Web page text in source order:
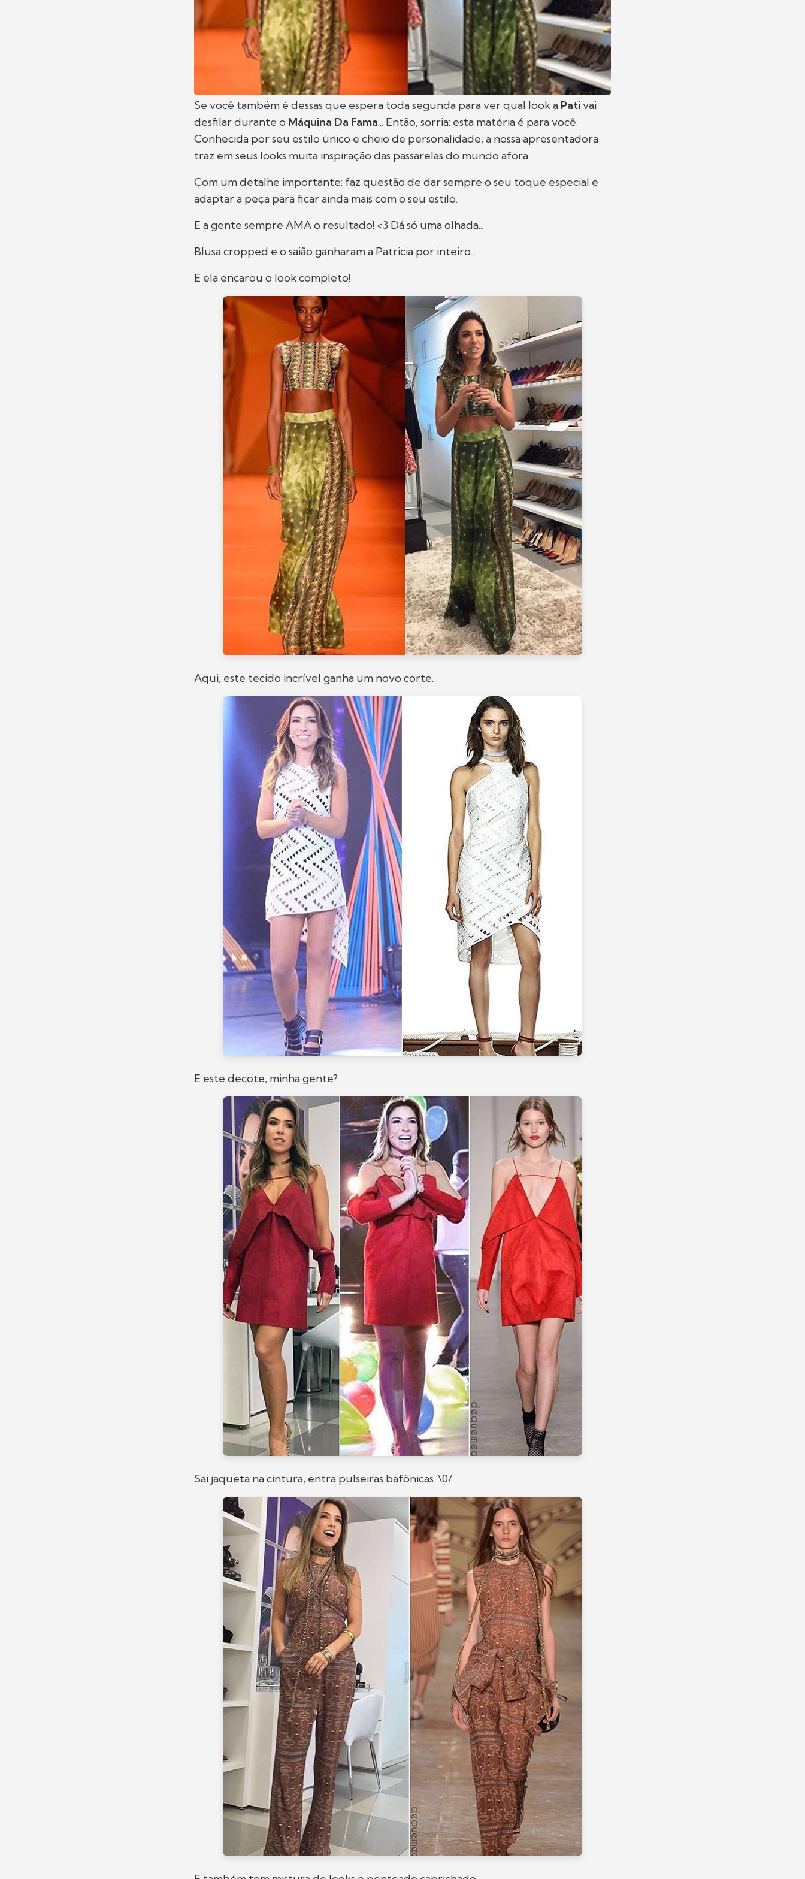
​​Se você também é dessas que espera toda segunda para ver qual look a Pativai
desfilar durante o Máquina Da Fama... Então, sorria: esta matéria é para você.
Conhecida por seu estilo único e cheio de personalidade, a nossa apresentadora
traz em seus looks muita inspiração das passarelas do mundo afora.
Com um detalhe importante: faz questão de dar sempre o seu toque especial e
adaptar a peça para ficar ainda mais com o seu estilo.
E a gente sempre AMA o resultado! <3 Dá só uma olhada...
Blusa cropped e o saião ganharam a Patricia por inteiro...
E ela encarou o look completo!
Aqui, este tecido incrível ganha um novo corte.
E este decote, minha gente?
Sai jaqueta na cintura, entra pulseiras bafônicas. \0/